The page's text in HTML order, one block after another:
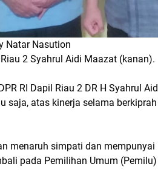
Natar Nasution
2 Syahrul Aidi Maazat (kanan).
RI Dapil Riau 2 DR H Syahrul
saja, atas kinerja selama
menaruh simpati dan
pada Pemilihan Umum